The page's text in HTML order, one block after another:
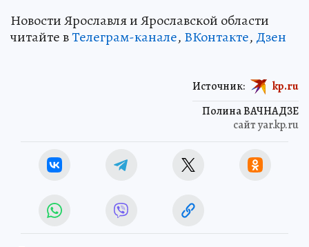
Новости Ярославля и Ярославской области
читайте вТелеграм-канале, ВКонтакте, Дзен
Полина ВАЧНАДЗЕ
сайт yar.kp.ru
Источник: kp.ru